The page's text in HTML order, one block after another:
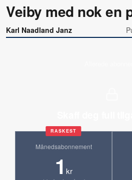
Veiby med nok en
Karl Naadland Janz
RASKEST
Månedsabonnement
1 kr